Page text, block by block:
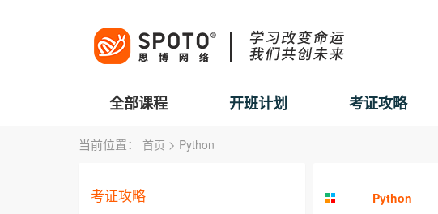
全部课程 开班计划 考证攻略
当前位置： 首页 > Python
考证攻略 Python